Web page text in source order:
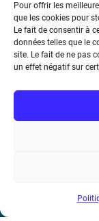
Pour offrir les
que les cookies pour
Le fait de consentir à
données telles que le
site. Le fait de ne pas
un effet négatif sur